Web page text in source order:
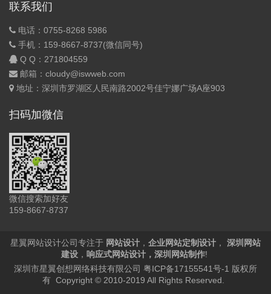
联系我们
电话：0755-8268 5986
手机：159-8667-8737(微信同号)
Q Q： 271804559
邮箱：cloudy@iswweb.com
地址：深圳市罗湖区人民南路2002号佳宁娜广场A座903
扫码加微信
微信搜索加好友
159-8667-8737
星翼网站设计公司专注于 网站设计 ， 企业网站定制设计 ，
深圳网站
建设 ， 响应式网站设计 ， 深圳网站制作!
深圳市星翼创想网络科技有限公司 粤ICP备17155541号-1 版权所
有 Copyright © 2010-2019 All Rights Reserved.